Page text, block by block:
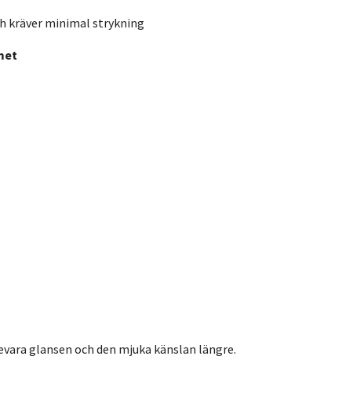
kräver minimal strykning
glansen och den mjuka känslan längre.